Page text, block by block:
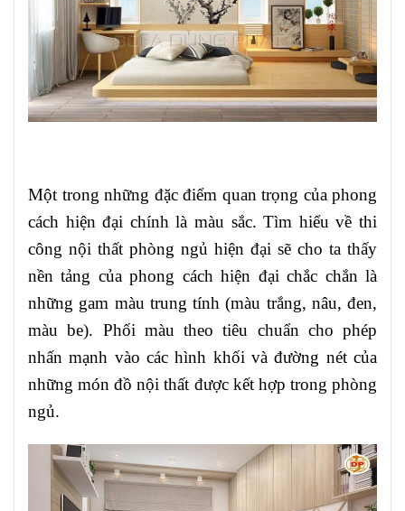
Một trong những đặc điểm quan trọng của phong
cách hiện đại chính là màu sắc. Tìm hiểu về thi
công nội thất phòng ngủ hiện đại sẽ cho ta thấy
nền tảng của phong cách hiện đại chắc chắn là
những gam màu trung tính (màu trắng, nâu, đen,
màu be). Phối màu theo tiêu chuẩn cho phép
nhấn mạnh vào các hình khối và đường nét của
những món đồ nội thất được kết hợp trong phòng
ngủ.